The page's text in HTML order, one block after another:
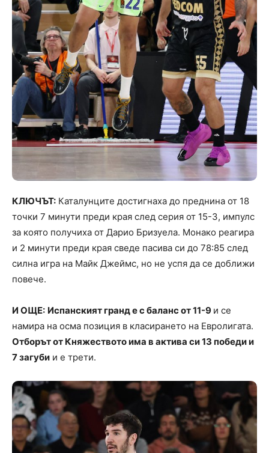
КЛЮЧЪТ: Каталунците достигнаха до преднина от 18
точки 7 минути преди края след серия от 15-3, импулс
за която получиха от Дарио Бризуела. Монако реагира
и 2 минути преди края сведe пасива си до 78:85 след
силна игра на Майк Джеймс, но не успя да се доближи
повече.
И ОЩЕ: Испанският гранд е с баланс от 11-9 и се
намира на осма позиция в класирането на Евролигата.
Отборът от Княжеството има в актива си 13 победи и
7 загуби и е трети.